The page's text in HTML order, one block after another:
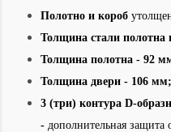
Полотно и короб
Толщина стали полотна
Толщина полотна - 92
Толщина двери - 106 мм;
3 (три) контура D-
- дополнительная защита